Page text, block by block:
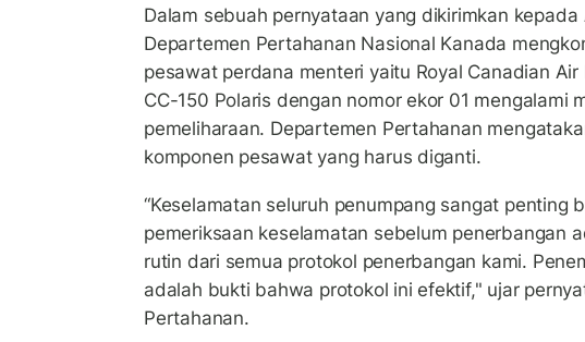
Dalam sebuah pernyataan yang dikirimkan kepada
Departemen Pertahanan Nasional Kanada
pesawat perdana menteri yaitu Royal Canadian Air
CC-150 Polaris dengan nomor ekor 01 mengalami
pemeliharaan. Departemen Pertahanan
komponen pesawat yang harus diganti.
“Keselamatan seluruh penumpang sangat penting
pemeriksaan keselamatan sebelum penerbangan
rutin dari semua protokol penerbangan kami.
adalah bukti bahwa protokol ini efektif," ujar
Pertahanan.